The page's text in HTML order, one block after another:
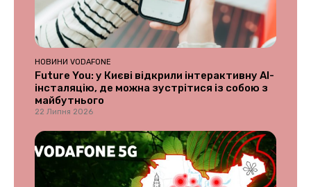
НОВИНИ VODAFONE
Future You: у Києві відкрили інтерактивну AI-
інсталяцію, де можна зустрітися із собою з
майбутнього
22 Липня 2026